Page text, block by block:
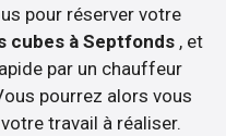
pour réserver votre
cubes à Septfonds , et
par un chauffeur
pourrez alors vous
travail à réaliser.